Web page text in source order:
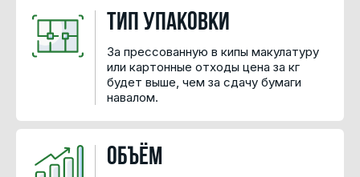
Тип упаковки
За прессованную в кипы макулатуру
или картонные отходы цена за кг
будет выше, чем за сдачу бумаги
навалом.
Объём